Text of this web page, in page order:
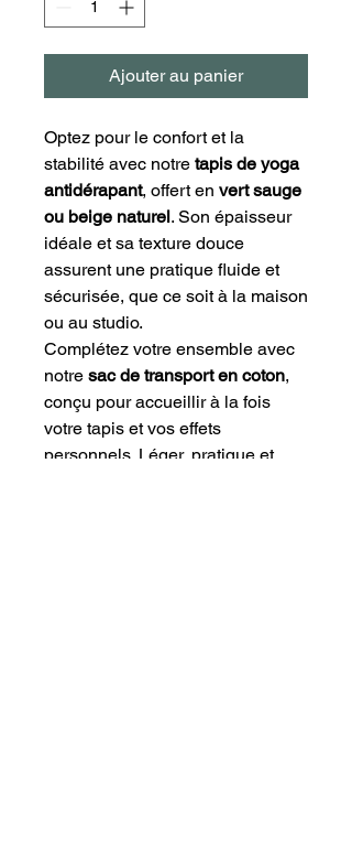
Ajouter au panier
Optez pour le confort et la
stabilité avec notre tapis de yoga
antidérapant, offert en vert sauge
ou beige naturel. Son épaisseur
idéale et sa texture douce
assurent une pratique fluide et
sécurisée, que ce soit à la maison
ou au studio.
Complétez votre ensemble avec
notre sac de transport en coton,
conçu pour accueillir à la fois
votre tapis et vos effets
personnels. Léger, pratique et